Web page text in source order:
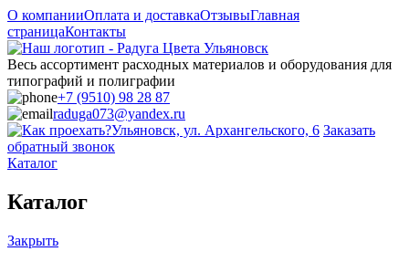
О компанииОплата и доставкаОтзывыГлавная
страницаКонтакты
Весь ассортимент расходных материалов и оборудования для
типографий и полиграфии
+7 (9510) 98 28 87
raduga073@yandex.ru
Ульяновск, ул. Архангельского, 6 Заказать
обратный звонок
Каталог
Каталог
Закрыть